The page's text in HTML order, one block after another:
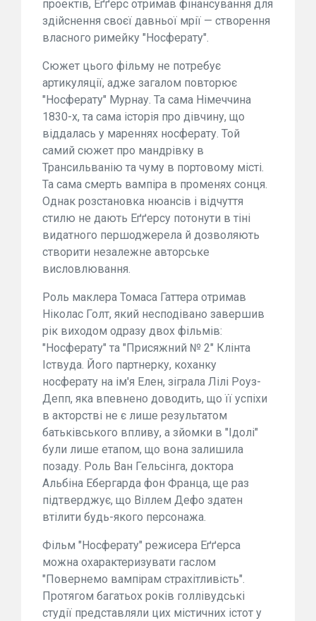
проектів, Еґґерс отримав фінансування для
здійснення своєї давньої мрії — створення
власного римейку "Носферату".
Сюжет цього фільму не потребує
артикуляції, адже загалом повторює
"Носферату" Мурнау. Та сама Німеччина
1830-х, та сама історія про дівчину, що
віддалась у мареннях носферату. Той
самий сюжет про мандрівку в
Трансильванію та чуму в портовому місті.
Та сама смерть вампіра в променях сонця.
Однак розстановка нюансів і відчуття
стилю не дають Еґґерсу потонути в тіні
видатного першоджерела й дозволяють
створити незалежне авторське
висловлювання.
Роль маклера Томаса Гаттера отримав
Ніколас Голт, який несподівано завершив
рік виходом одразу двох фільмів:
"Носферату" та "Присяжний № 2" Клінта
Іствуда. Його партнерку, коханку
носферату на ім'я Елен, зіграла Лілі Роуз-
Депп, яка впевнено доводить, що її успіхи
в акторстві не є лише результатом
батьківського впливу, а зйомки в "Ідолі"
були лише етапом, що вона залишила
позаду. Роль Ван Гельсінга, доктора
Альбіна Ебергарда фон Франца, ще раз
підтверджує, що Віллем Дефо здатен
втілити будь-якого персонажа.
Фільм "Носферату" режисера Еґґерса
можна охарактеризувати гаслом
"Повернемо вампірам страхітливість".
Протягом багатьох років голлівудські
студії представляли цих містичних істот у